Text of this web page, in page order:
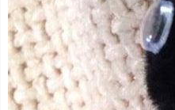
du mit…